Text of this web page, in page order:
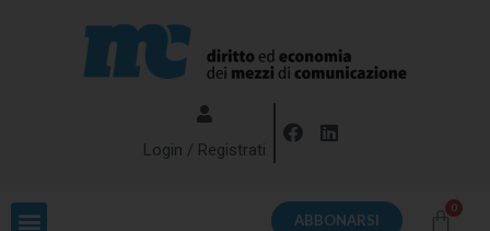
Login / Registrati
ABBONARSI